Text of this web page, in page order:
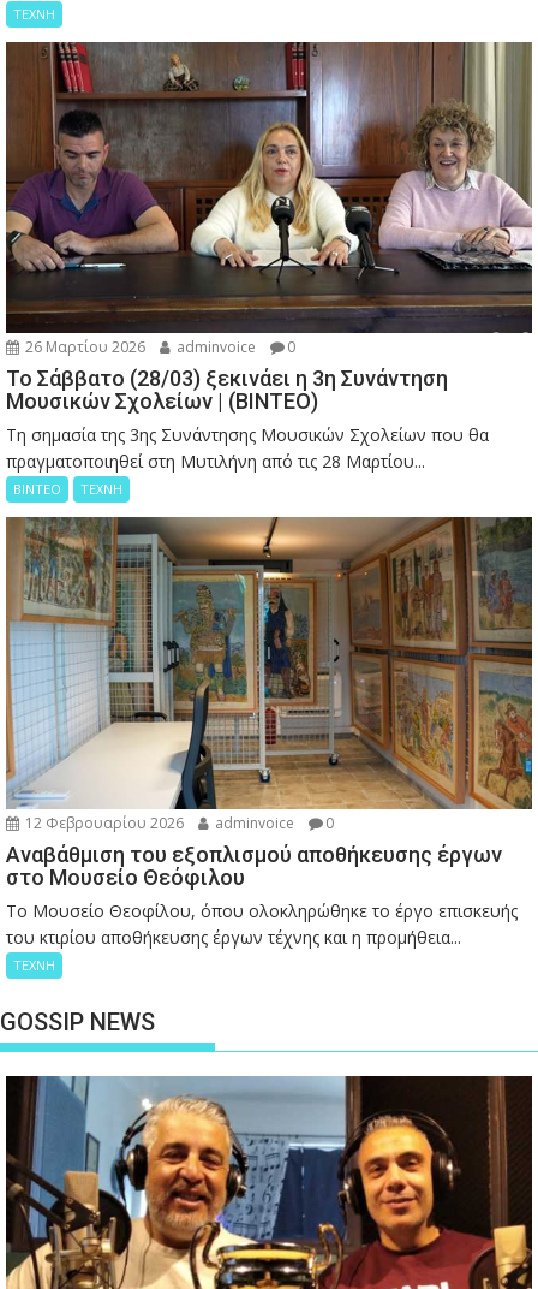
ΤΕΧΝΗ
26 Μαρτίου 2026 adminvoice 0
Το Σάββατο (28/03) ξεκινάει η 3η Συνάντηση
Μουσικών Σχολείων | (ΒΙΝΤΕΟ)
Τη σημασία της 3ης Συνάντησης Μουσικών Σχολείων που θα
πραγματοποιηθεί στη Μυτιλήνη από τις 28 Μαρτίου...
ΒΙΝΤΕΟ ΤΕΧΝΗ
12 Φεβρουαρίου 2026 adminvoice 0
Αναβάθμιση του εξοπλισμού αποθήκευσης έργων
στο Μουσείο Θεόφιλου
Το Μουσείο Θεοφίλου, όπου ολοκληρώθηκε το έργο επισκευής
του κτιρίου αποθήκευσης έργων τέχνης και η προμήθεια...
ΤΕΧΝΗ
GOSSIP NEWS